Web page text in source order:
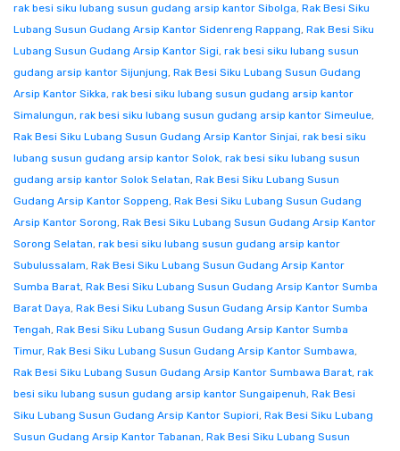
rak besi siku lubang susun gudang arsip kantor Sibolga, Rak Besi Siku
Lubang Susun Gudang Arsip Kantor Sidenreng Rappang, Rak Besi Siku
Lubang Susun Gudang Arsip Kantor Sigi, rak besi siku lubang susun
gudang arsip kantor Sijunjung, Rak Besi Siku Lubang Susun Gudang
Arsip Kantor Sikka, rak besi siku lubang susun gudang arsip kantor
Simalungun, rak besi siku lubang susun gudang arsip kantor Simeulue,
Rak Besi Siku Lubang Susun Gudang Arsip Kantor Sinjai, rak besi siku
lubang susun gudang arsip kantor Solok, rak besi siku lubang susun
gudang arsip kantor Solok Selatan, Rak Besi Siku Lubang Susun
Gudang Arsip Kantor Soppeng, Rak Besi Siku Lubang Susun Gudang
Arsip Kantor Sorong, Rak Besi Siku Lubang Susun Gudang Arsip Kantor
Sorong Selatan, rak besi siku lubang susun gudang arsip kantor
Subulussalam, Rak Besi Siku Lubang Susun Gudang Arsip Kantor
Sumba Barat, Rak Besi Siku Lubang Susun Gudang Arsip Kantor Sumba
Barat Daya, Rak Besi Siku Lubang Susun Gudang Arsip Kantor Sumba
Tengah, Rak Besi Siku Lubang Susun Gudang Arsip Kantor Sumba
Timur, Rak Besi Siku Lubang Susun Gudang Arsip Kantor Sumbawa,
Rak Besi Siku Lubang Susun Gudang Arsip Kantor Sumbawa Barat, rak
besi siku lubang susun gudang arsip kantor Sungaipenuh, Rak Besi
Siku Lubang Susun Gudang Arsip Kantor Supiori, Rak Besi Siku Lubang
Susun Gudang Arsip Kantor Tabanan, Rak Besi Siku Lubang Susun